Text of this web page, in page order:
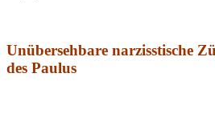
Unübersehbare narzisstische
des Paulus